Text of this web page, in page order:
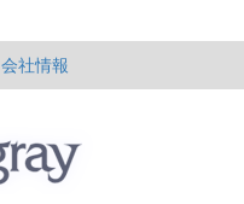
会社情報